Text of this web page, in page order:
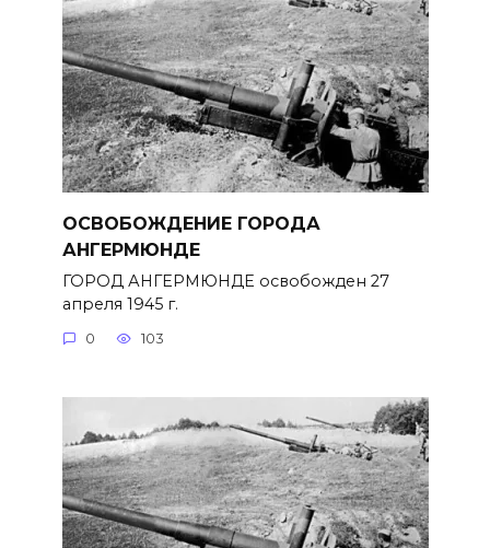
ОСВОБОЖДЕНИЕ ГОРОДА
АНГЕРМЮНДЕ
ГОРОД АНГЕРМЮНДЕ освобожден 27
апреля 1945 г.
0 103